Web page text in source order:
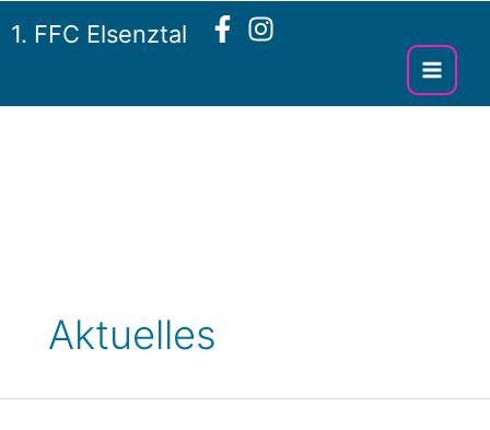
Inhalt
1. FFC Elsenztal
Aktuelles